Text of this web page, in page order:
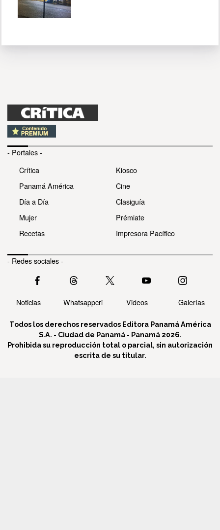
- Portales -
Crítica
Panamá América
Día a Día
Mujer
Recetas
Kiosco
Cine
Clasiguía
Prémiate
Impresora Pacífico
- Redes sociales -
Noticias Whatsappcri Videos Galerías
Todos los derechos reservados Editora Panamá América
S.A. - Ciudad de Panamá - Panamá 2026.
Prohibida su reproducción total o parcial, sin autorización
escrita de su titular.